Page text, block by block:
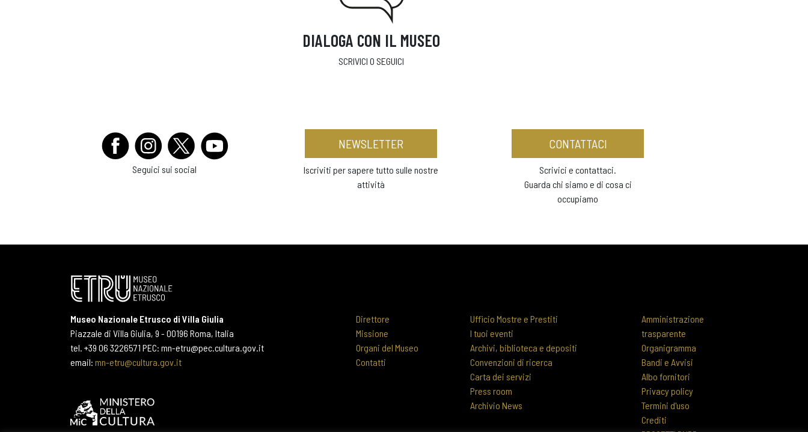
DIALOGA CON IL MUSEO
SCRIVICI O SEGUICI
Seguici sui social
NEWSLETTER
Iscriviti per sapere tutto sulle nostre
attività
CONTATTACI
Scrivici e contattaci.
Guarda chi siamo e di cosa ci
occupiamo
Museo Nazionale Etrusco di Villa Giulia
Piazzale di Villa Giulia, 9 - 00196 Roma, Italia
tel. +39 06 3226571 PEC: mn-etru@pec.cultura.gov.it
email: mn-etru@cultura.gov.it
Direttore
Missione
Organi del Museo
Contatti
Ufficio Mostre e Prestiti
I tuoi eventi
Archivi, biblioteca e depositi
Convenzioni di ricerca
Carta dei servizi
Press room
Archivio News
Amministrazione
trasparente
Organigramma
Bandi e Avvisi
Albo fornitori
Privacy policy
Termini d'uso
Crediti